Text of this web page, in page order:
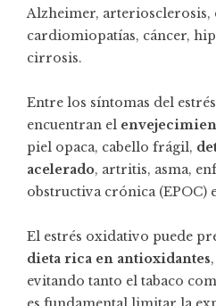
Alzheimer, arteriosclerosis,
cardiomiopatías, cáncer,
cirrosis.
Entre los síntomas del
encuentran el
piel opaca, cabello frágil,
acelerado, artritis, asma,
obstructiva crónica (EPOC)
El estrés oxidativo puede
dieta rica en antioxidantes
evitando tanto el tabaco